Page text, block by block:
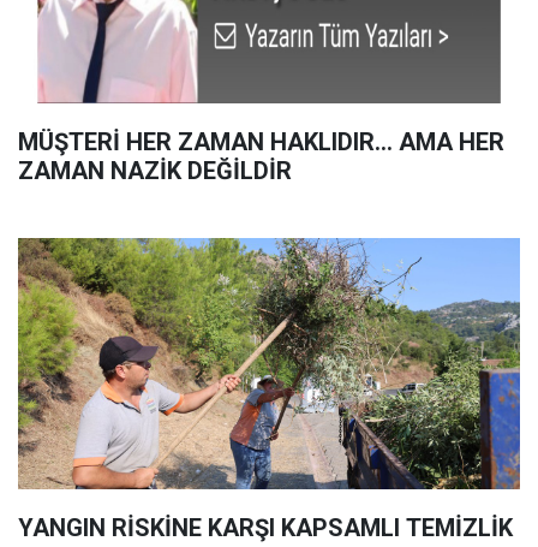
MÜŞTERİ HER ZAMAN HAKLIDIR… AMA HER
ZAMAN NAZİK DEĞİLDİR
YANGIN RİSKİNE KARŞI KAPSAMLI TEMİZLİK